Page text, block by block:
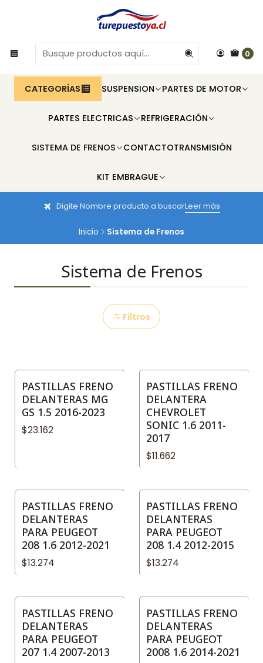
0
CATEGORÍAS SUSPENSION PARTES DE MOTOR
PARTES ELECTRICAS REFRIGERACIÓN
SISTEMA DE FRENOS CONTACTOTRANSMISIÓN
KIT EMBRAGUE
Digite Nombre producto a buscarLeer más
Inicio Sistema de Frenos
Sistema de Frenos
Filtros
PASTILLAS FRENO
DELANTERAS MG
GS 1.5 2016-2023
$23.162
PASTILLAS FRENO
DELANTERA
CHEVROLET
SONIC 1.6 2011-
2017
$11.662
PASTILLAS FRENO
DELANTERAS
PARA PEUGEOT
208 1.6 2012-2021
$13.274
PASTILLAS FRENO
DELANTERAS
PARA PEUGEOT
208 1.4 2012-2015
$13.274
PASTILLAS FRENO
DELANTERAS
PARA PEUGEOT
207 1.4 2007-2013
PASTILLAS FRENO
DELANTERAS
PARA PEUGEOT
2008 1.6 2014-2021